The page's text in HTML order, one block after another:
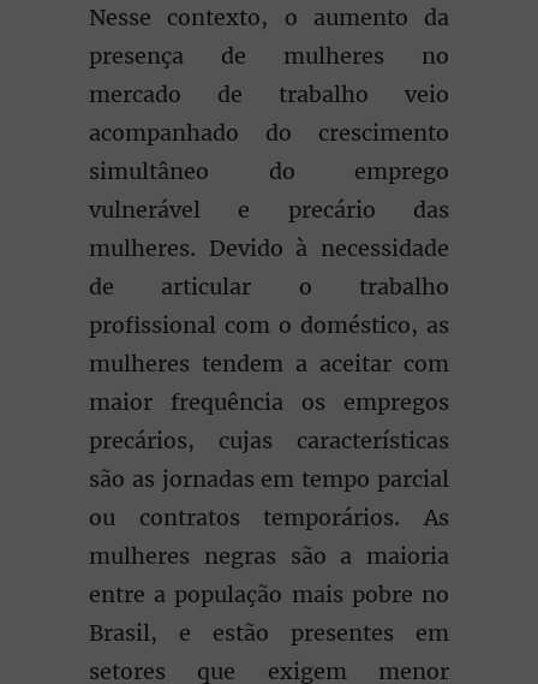
Nesse contexto, o aumento da
presença de mulheres no
mercado de trabalho veio
acompanhado do crescimento
simultâneo do emprego
vulnerável e precário das
mulheres. Devido à necessidade
de articular o trabalho
profissional com o doméstico, as
mulheres tendem a aceitar com
maior frequência os empregos
precários, cujas características
são as jornadas em tempo parcial
ou contratos temporários. As
mulheres negras são a maioria
entre a população mais pobre no
Brasil, e estão presentes em
setores que exigem menor